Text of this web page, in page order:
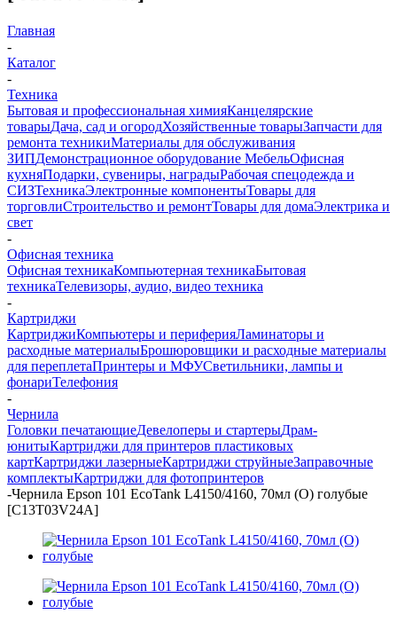
Главная
-
Каталог
-
Техника
Бытовая и профессиональная химияКанцелярские
товарыДача, сад и огородХозяйственные товарыЗапчасти для
ремонта техникиМатериалы для обслуживания
ЗИПДемонстрационное оборудование МебельОфисная
кухняПодарки, сувениры, наградыРабочая спецодежда и
СИЗТехникаЭлектронные компонентыТовары для
торговлиСтроительство и ремонтТовары для домаЭлектрика и
свет
-
Офисная техника
Офисная техникаКомпьютерная техникаБытовая
техникаТелевизоры, аудио, видео техника
-
Картриджи
КартриджиКомпьютеры и периферияЛаминаторы и
расходные материалыБрошюровщики и расходные материалы
для переплетаПринтеры и МФУСветильники, лампы и
фонариТелефония
-
Чернила
Головки печатающиеДевелоперы и стартерыДрам-
юнитыКартриджи для принтеров пластиковых
картКартриджи лазерныеКартриджи струйныеЗаправочные
комплектыКартриджи для фотопринтеров
-Чернила Epson 101 EcoTank L4150/4160, 70мл (О) голубые
[C13T03V24A]